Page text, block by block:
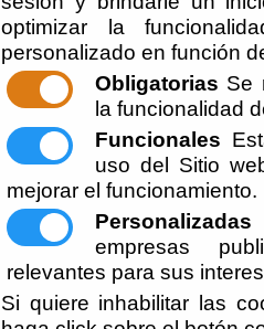
optimizar la
personalizado en función
Obligatorias Se
la funcionalidad
Funcionales
uso del Sitio
mejorar el funcionamiento.
Personalizadas
empresas
relevantes para sus
Si quiere inhabilitar las
Usted se encuentra aquí:Inicio //
Escuchar